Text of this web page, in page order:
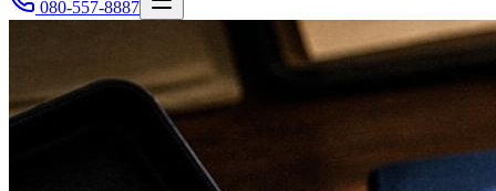
080-557-8887